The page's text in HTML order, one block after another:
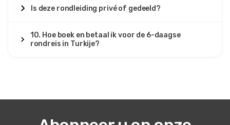
Is deze rondleiding privé of gedeeld?
10. Hoe boek en betaal ik voor de 6-daagse
rondreis in Turkije?